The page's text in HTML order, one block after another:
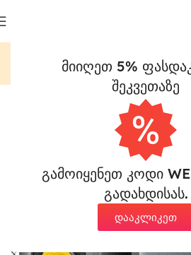
მიიღეთ 5%
შეკვეთაზე
გამოიყენეთ კოდი
გადახდისას.
დააკლიკეთ
კომპიუტერული ტექნიკა